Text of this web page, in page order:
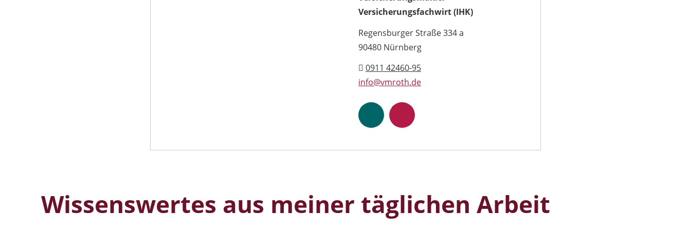
Versicherungsfachwirt (IHK)
Regensburger Straße 334 a
90480 Nürnberg
0911 42460-95
info@vmroth.de
Wissenswertes aus meiner täglichen Arbeit